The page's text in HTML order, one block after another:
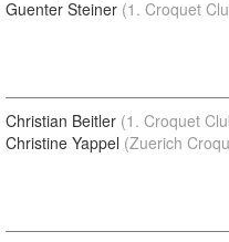
Guenter Steiner (1. Croquet
Christian Beitler (1. Croquet
Christine Yappel (Zuerich